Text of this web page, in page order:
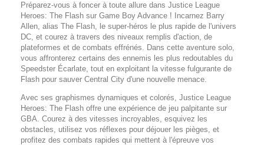
Préparez-vous à foncer à toute allure dans Justice League
Heroes: The Flash sur Game Boy Advance ! Incarnez Barry
Allen, alias The Flash, le super-héros le plus rapide de l'univers
DC, et courez à travers des niveaux remplis d'action, de
plateformes et de combats effrénés. Dans cette aventure solo,
vous affronterez certains des ennemis les plus redoutables du
Speedster Écarlate, tout en exploitant la vitesse fulgurante de
Flash pour sauver Central City d'une nouvelle menace.
Avec ses graphismes dynamiques et colorés, Justice League
Heroes: The Flash offre une expérience de jeu palpitante sur
GBA. Courez à des vitesses incroyables, esquivez les
obstacles, utilisez vos réflexes pour déjouer les pièges, et
profitez des combats rapides qui mettent à l'épreuve vos